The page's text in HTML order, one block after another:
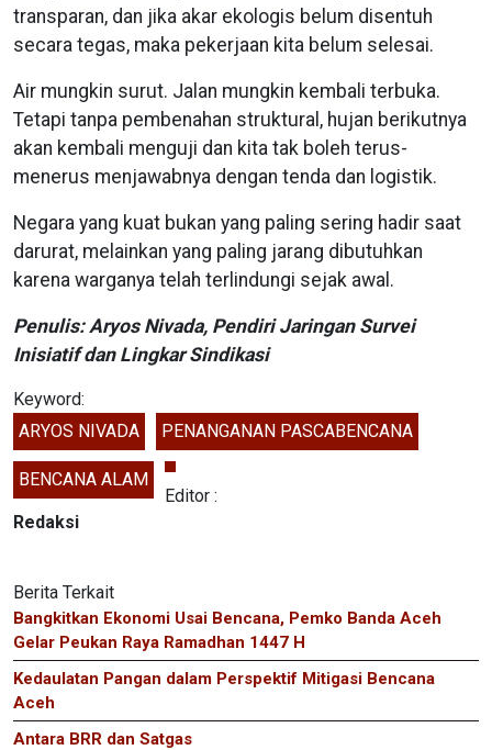
transparan, dan jika akar ekologis belum disentuh
secara tegas, maka pekerjaan kita belum selesai.
Air mungkin surut. Jalan mungkin kembali terbuka.
Tetapi tanpa pembenahan struktural, hujan berikutnya
akan kembali menguji dan kita tak boleh terus-
menerus menjawabnya dengan tenda dan logistik.
Negara yang kuat bukan yang paling sering hadir saat
darurat, melainkan yang paling jarang dibutuhkan
karena warganya telah terlindungi sejak awal.
Penulis: Aryos Nivada, Pendiri Jaringan Survei
Inisiatif dan Lingkar Sindikasi
Keyword:
ARYOS NIVADA
PENANGANAN PASCABENCANA
BENCANA ALAM
Editor :
Redaksi
Berita Terkait
Bangkitkan Ekonomi Usai Bencana, Pemko Banda Aceh
Gelar Peukan Raya Ramadhan 1447 H
Kedaulatan Pangan dalam Perspektif Mitigasi Bencana
Aceh
Antara BRR dan Satgas